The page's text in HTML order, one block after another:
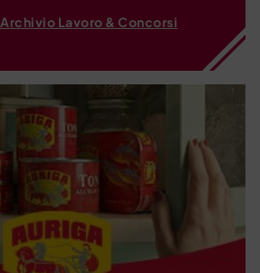
Lavoro & Concorsi